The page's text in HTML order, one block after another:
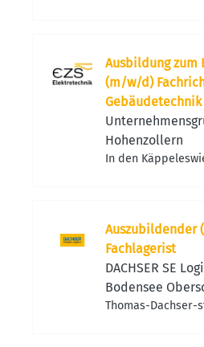
Ausbildung zum
(m/w/d) Fachrichtung Energie und
Gebäudetechnik
Hohenzollern
In den
Auszubildender
Fachlagerist
DACHSER SE
Bodensee
Thomas-Dachser-